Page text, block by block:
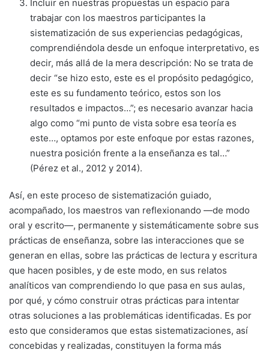
Incluir en nuestras propuestas un espacio para
trabajar con los maestros participantes la
sistematización de sus experiencias pedagógicas,
comprendiéndola desde un enfoque interpretativo, es
decir, más allá de la mera descripción: No se trata de
decir “se hizo esto, este es el propósito pedagógico,
este es su fundamento teórico, estos son los
resultados e impactos…”; es necesario avanzar hacia
algo como “mi punto de vista sobre esa teoría es
este…, optamos por este enfoque por estas razones,
nuestra posición frente a la enseñanza es tal…”
(Pérez et al., 2012 y 2014).
Así, en este proceso de sistematización guiado,
acompañado, los maestros van reflexionando —de modo
oral y escrito—, permanente y sistemáticamente sobre sus
prácticas de enseñanza, sobre las interacciones que se
generan en ellas, sobre las prácticas de lectura y escritura
que hacen posibles, y de este modo, en sus relatos
analíticos van comprendiendo lo que pasa en sus aulas,
por qué, y cómo construir otras prácticas para intentar
otras soluciones a las problemáticas identificadas. Es por
esto que consideramos que estas sistematizaciones, así
concebidas y realizadas, constituyen la forma más